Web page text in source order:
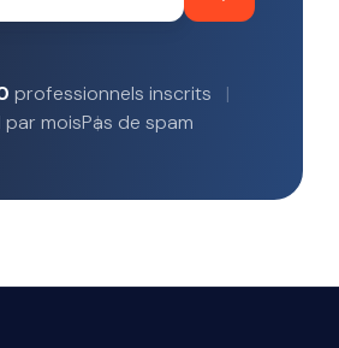
professionnels inscrits
par moisPas de spam